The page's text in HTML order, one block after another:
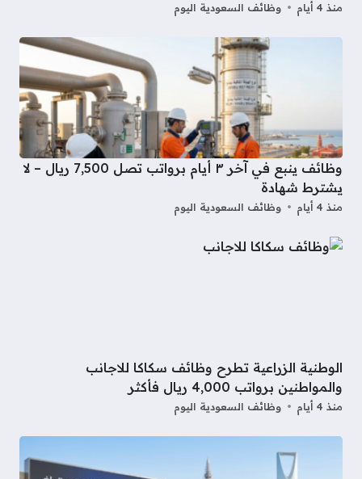
منذ 4 أيام وظائف السعودية اليوم
وظائف ينبع في آخر ٣ أيام برواتب تصل 7,500 ريال – لا
يشترط شهادة
منذ 4 أيام وظائف السعودية اليوم
الوطنية الزراعية تطرح وظائف سكاكا للاجانب
والمواطنين برواتب 4,000 ريال فأكثر
منذ 4 أيام وظائف السعودية اليوم